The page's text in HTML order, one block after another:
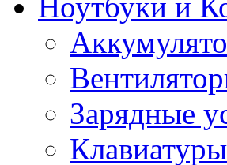
Ноутбуки и
Зарядные
Клавиатуры